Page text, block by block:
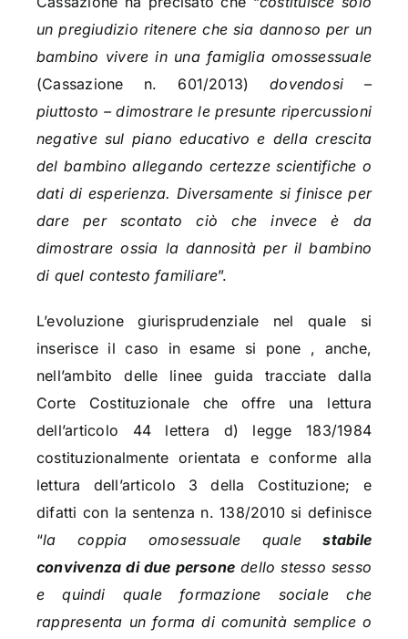
un pregiudizio ritenere che sia dannoso per un
bambino vivere in una famiglia omossessuale
(Cassazione n. 601/2013)
dovendosi –
piuttosto – dimostrare le presunte ripercussioni
negative sul piano educativo e della crescita
del bambino allegando certezze scientifiche o
dati di esperienza. Diversamente si finisce per
dare per scontato ciò che invece è da
dimostrare ossia la dannosità per il bambino
di quel contesto familiare”.
L’evoluzione giurisprudenziale nel quale si
inserisce il caso in esame si pone , anche,
nell’ambito delle linee guida tracciate dalla
Corte Costituzionale che offre una lettura
dell’articolo 44 lettera d) legge 183/1984
costituzionalmente orientata e conforme alla
lettura dell’articolo 3 della Costituzione; e
difatti con la sentenza n. 138/2010 si definisce
“la coppia omosessuale qualestabile
convivenza di due persone dello stesso sesso
e quindi quale formazione sociale che
rappresenta un forma di comunità semplice o